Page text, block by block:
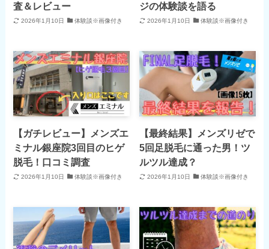
査＆レビュー
2026年1月10日 体験談※画像付き
ジの体験談を語る
2026年1月10日 体験談※画像付き
【ガチレビュー】メンズエ
ミナル銀座院3回目のヒゲ
脱毛！口コミ調査
2026年1月10日 体験談※画像付き
【最終結果】メンズリゼで
5回足脱毛に通った男！ツ
ルツル達成？
2026年1月10日 体験談※画像付き